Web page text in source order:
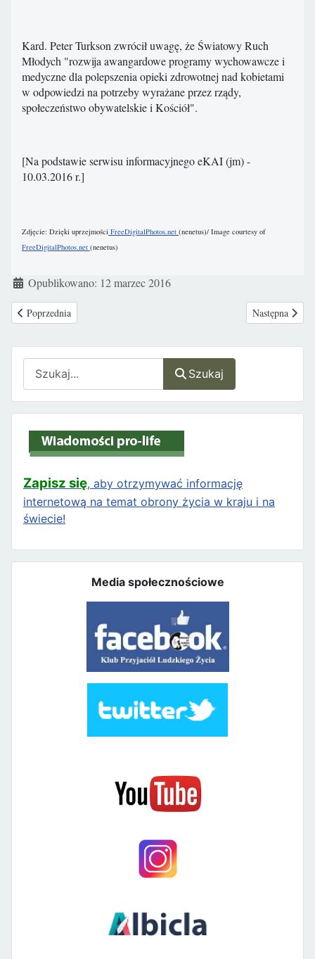
Szukaj
Zapisz się, aby otrzymywać informację
internetową na temat obrony życia w kraju i na
świecie!
Media społecznościowe
Kard. Peter Turkson zwrócił uwagę, że Światowy Ruch
Młodych "rozwija awangardowe programy wychowawcze i
medyczne dla polepszenia opieki zdrowotnej nad kobietami
w odpowiedzi na potrzeby wyrażane przez rządy,
społeczeństwo obywatelskie i Kościół".
[Na podstawie serwisu informacyjnego eKAI (jm) -
10.03.2016 r.]
Zdjęcie: Dzięki uprzejmości FreeDigitalPhotos.net (nenetus)/ Image courtesy of
FreeDigitalPhotos.net (nenetus)
Szczegóły
Opublikowano: 12 marzec 2016
Poprzednia strona: Peru: Wielki Marsz dla Życia
Poprzednia Następna
Następna